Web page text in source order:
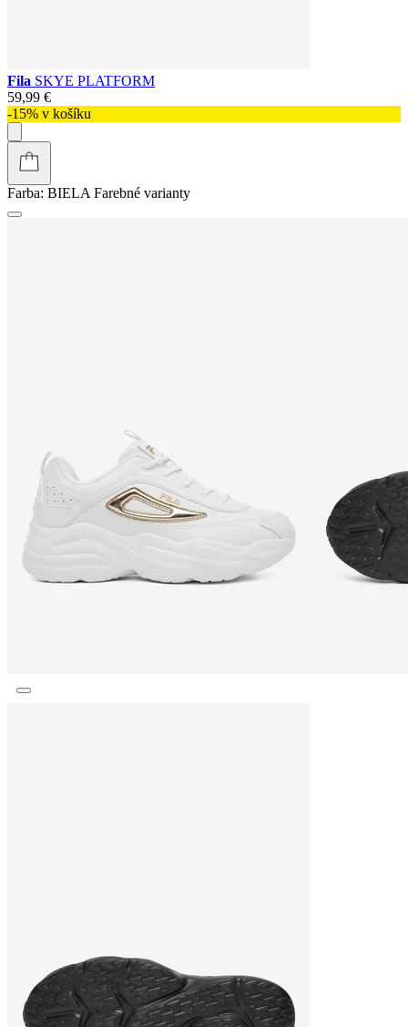
Fila SKYE PLATFORM
59,99 €
-15% v košíku
Farba: BIELA Farebné varianty